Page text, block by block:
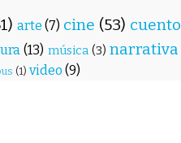
arte (7) cine (53) cuento
(13) música (3) narrativa
(1) video (9)